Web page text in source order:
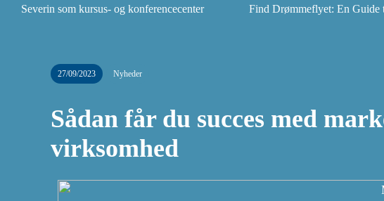
Severin som kursus- og konferencecenter Find Drømmeflyet: En Guide
27/09/2023 Nyheder
Sådan får du succes med
virksomhed